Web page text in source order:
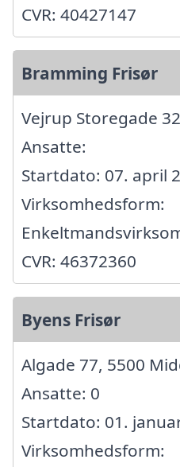
CVR: 40427147
Bramming Frisør
Vejrup Storegade
Ansatte:
Startdato: 07. april
Virksomhedsform:
CVR: 46372360
Byens Frisør
Algade 77, 5500
Ansatte: 0
Startdato: 01.
Virksomhedsform: